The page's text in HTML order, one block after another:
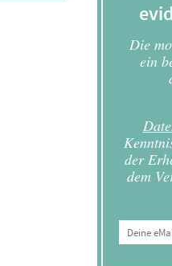
Die
ein
der
dem